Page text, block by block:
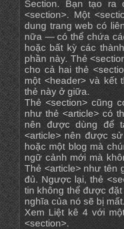
Section. Bạn tạo ra
<section>. Một
dung trang web có
nữa — có thể chứa
hoặc bất kỳ các
phần này. Thẻ
cho cả hai thẻ
một <header> và kết
thẻ này ở giữa.
Thẻ <section> cũng
như thẻ <article> có
nên được dùng để
<article> nên được
hoặc một blog mà
ngữ cảnh mới mà
Thẻ <article> như tên
đủ. Ngược lại, thẻ
tin không thể được
nghĩa của nó sẽ bị
Xem Liệt kê 4 với
<section>.